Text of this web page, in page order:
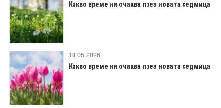
Какво време ни очаква през новата седмица
10.05.2026
Какво време ни очаква през новата седмица